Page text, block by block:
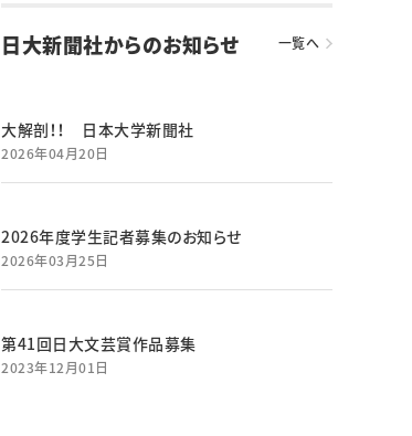
日大新聞社からのお知らせ 一覧へ
大解剖！！ 日本大学新聞社
2026年04月20日
2026年度学生記者募集のお知らせ
2026年03月25日
第41回日大文芸賞作品募集
2023年12月01日